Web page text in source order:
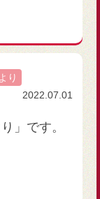
り
2022.07.01
」です。